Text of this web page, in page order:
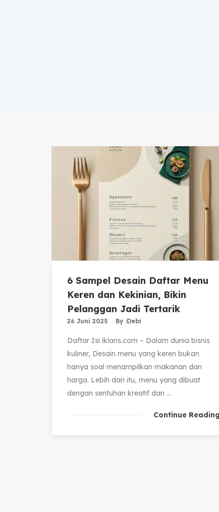
6 Sampel Desain Daftar Menu
Keren dan Kekinian, Bikin
Pelanggan Jadi Tertarik
26 Juni 2025 By :Debi
Daftar Isi iklans.com – Dalam dunia bisnis
kuliner, Desain menu yang keren bukan
hanya soal menampilkan makanan dan
harga. Lebih dari itu, menu yang dibuat
dengan sentuhan kreatif dan ...
Continue Reading